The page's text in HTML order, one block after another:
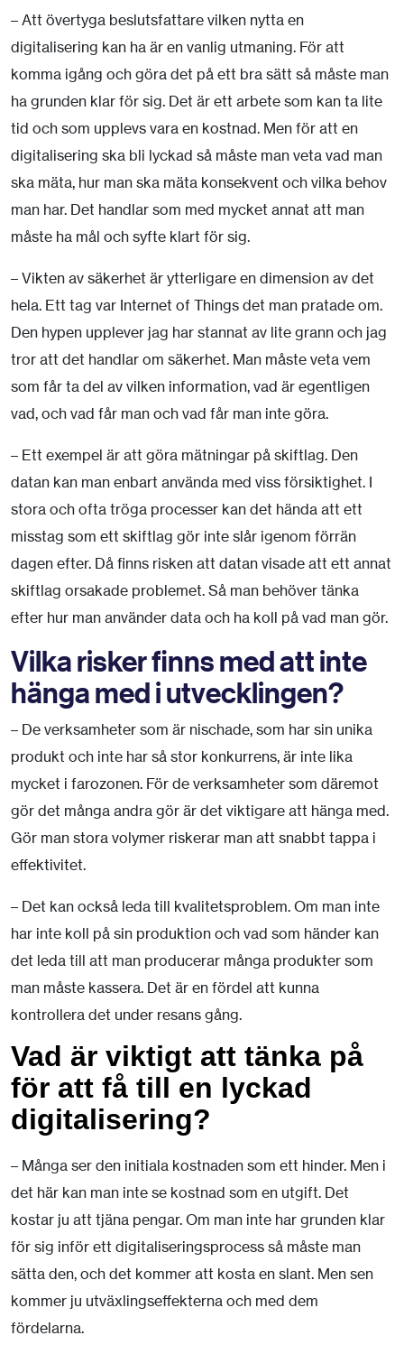
– Att övertyga beslutsfattare vilken nytta en
digitalisering kan ha är en vanlig utmaning. För att
komma igång och göra det på ett bra sätt så måste man
ha grunden klar för sig. Det är ett arbete som kan ta lite
tid och som upplevs vara en kostnad. Men för att en
digitalisering ska bli lyckad så måste man veta vad man
ska mäta, hur man ska mäta konsekvent och vilka behov
man har. Det handlar som med mycket annat att man
måste ha mål och syfte klart för sig.
– Vikten av säkerhet är ytterligare en dimension av det
hela. Ett tag var Internet of Things det man pratade om.
Den hypen upplever jag har stannat av lite grann och jag
tror att det handlar om säkerhet. Man måste veta vem
som får ta del av vilken information, vad är egentligen
vad, och vad får man och vad får man inte göra.
– Ett exempel är att göra mätningar på skiftlag. Den
datan kan man enbart använda med viss försiktighet. I
stora och ofta tröga processer kan det hända att ett
misstag som ett skiftlag gör inte slår igenom förrän
dagen efter. Då finns risken att datan visade att ett annat
skiftlag orsakade problemet. Så man behöver tänka
efter hur man använder data och ha koll på vad man gör.
Vilka risker finnsmed att inte
hänga med i utvecklingen?
– De verksamheter som är nischade, som har sin unika
produkt och inte har så stor konkurrens, är inte lika
mycket i farozonen. För de verksamheter som däremot
gör det många andra gör är det viktigare att hänga med.
Gör man stora volymer riskerar man att snabbt tappa i
effektivitet.
– Det kan också leda till kvalitetsproblem. Om man inte
har inte koll på sin produktion och vad som händer kan
det leda till att man producerar många produkter som
man måste kassera. Det är en fördel att kunna
kontrollera det under resans gång.
Vad är viktigt att tänka på
för att få till en lyckad
digitalisering?
– Många ser den initiala kostnaden som ett hinder. Men i
det här kan man inte se kostnad som en utgift. Det
kostar ju att tjäna pengar. Om man inte har grunden klar
för sig inför ett digitaliseringsprocess så måste man
sätta den, och det kommer att kosta en slant. Men sen
kommer ju utväxlingseffekterna och med dem
fördelarna.